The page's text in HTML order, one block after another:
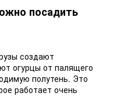
посадить
создают
огурцы от палящего
полутень. Это
работает очень